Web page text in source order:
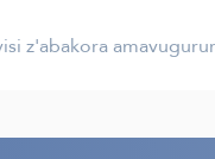
z'abakora